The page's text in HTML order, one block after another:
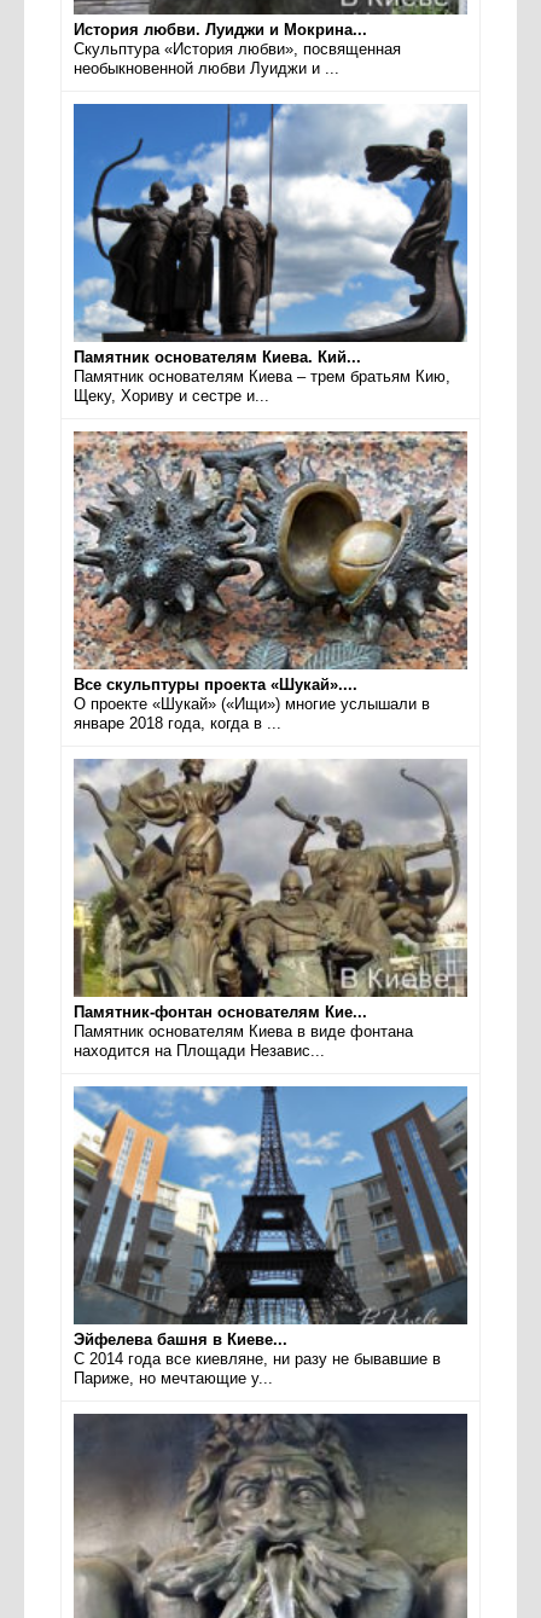
История любви. Луиджи и Мокрина...
Скульптура «История любви», посвященная
необыкновенной любви Луиджи и ...
Памятник основателям Киева. Кий...
Памятник основателям Киева – трем братьям Кию,
Щеку, Хориву и сестре и...
Все скульптуры проекта «Шукай»....
О проекте «Шукай» («Ищи») многие услышали в
январе 2018 года, когда в ...
Памятник-фонтан основателям Кие...
Памятник основателям Киева в виде фонтана
находится на Площади Независ...
Эйфелева башня в Киеве...
С 2014 года все киевляне, ни разу не бывавшие в
Париже, но мечтающие у...